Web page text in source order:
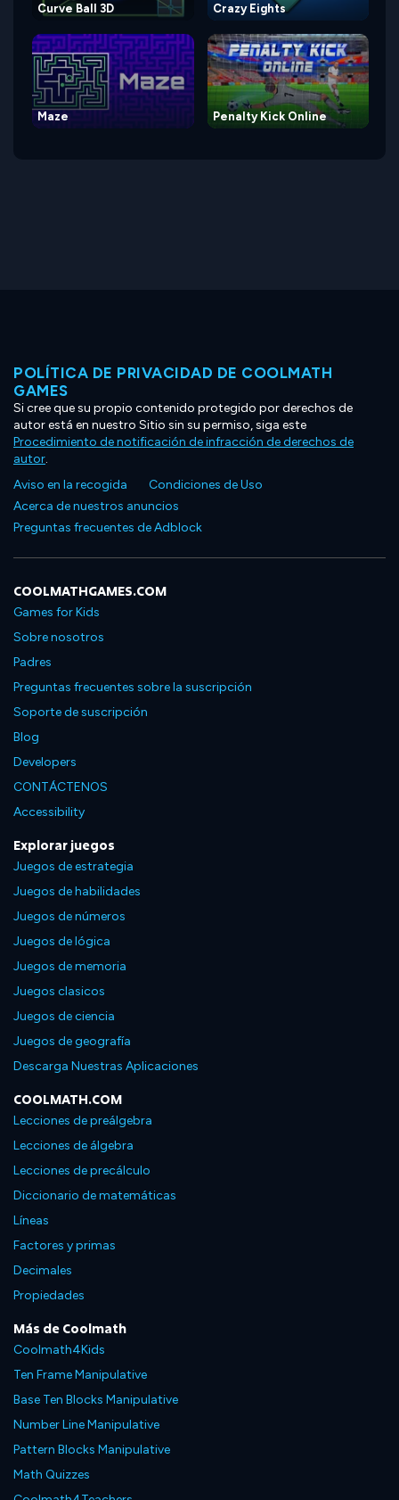
Curve Ball 3D Crazy Eights
Maze Penalty Kick Online
POLÍTICA DE PRIVACIDAD DE COOLMATH
GAMES
Si cree que su propio contenido protegido por derechos de
autor está en nuestro Sitio sin su permiso, siga este
Procedimiento de notificación de infracción de derechos de
autor.
Aviso en la recogida
Condiciones de Uso
Acerca de nuestros anuncios
Preguntas frecuentes de Adblock
COOLMATHGAMES.COM
Games for Kids
Sobre nosotros
Padres
Preguntas frecuentes sobre la suscripción
Soporte de suscripción
Blog
Developers
CONTÁCTENOS
Accessibility
Explorar juegos
Juegos de estrategia
Juegos de habilidades
Juegos de números
Juegos de lógica
Juegos de memoria
Juegos clasicos
Juegos de ciencia
Juegos de geografía
Descarga Nuestras Aplicaciones
COOLMATH.COM
Lecciones de preálgebra
Lecciones de álgebra
Lecciones de precálculo
Diccionario de matemáticas
Líneas
Factores y primas
Decimales
Propiedades
Más de Coolmath
Coolmath4Kids
Ten Frame Manipulative
Base Ten Blocks Manipulative
Number Line Manipulative
Pattern Blocks Manipulative
Math Quizzes